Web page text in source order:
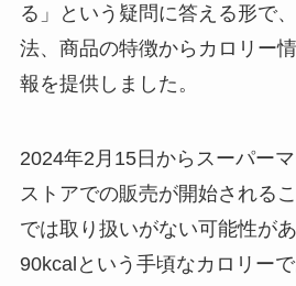
チョコワは
理由はなに
東京バナナ
り扱い店舗
法は？
る」という疑問に答える形で
法、商品の特徴からカロリー
報を提供しました。
2024年2月15日からスーパー
ストアでの販売が開始される
では取り扱いがない可能性が
90kcalという手頃なカロリー